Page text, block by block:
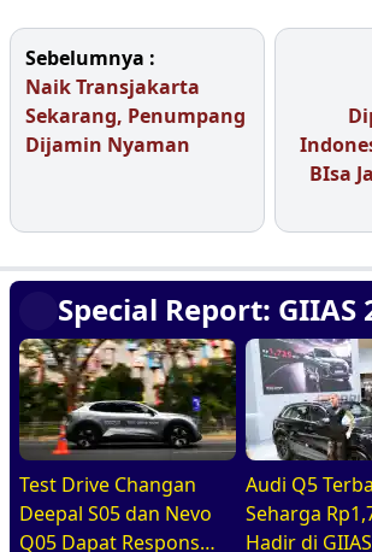
Sebelumnya :
Naik Transjakarta
Sekarang, Penumpang
Dijamin Nyaman
BIsa
Special Report: GIIAS
Test Drive Changan
Deepal S05 dan Nevo
Q05 Dapat Respons
Audi Q5
Seharga
Hadir di